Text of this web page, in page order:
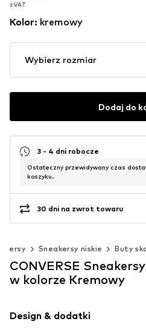
z VAT
z VAT
Kolor: kremowy
Wybierz rozmiar
Dodaj do
3 - 4 dni robocze
Ostateczny przewidywany czas
koszyku.
30 dni na zwrot towaru
Sneakersy niskie Buty
CONVERSE
w kolorze Kremowy
Design & dodatki